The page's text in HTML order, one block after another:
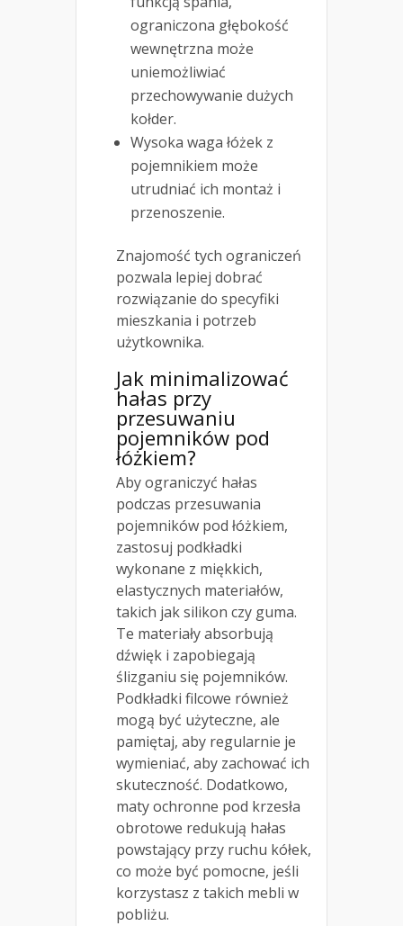
ograniczona głębokość
wewnętrzna może
uniemożliwiać
przechowywanie dużych
kołder.
Wysoka waga łóżek z
pojemnikiem może
utrudniać ich montaż i
przenoszenie.
Znajomość tych ograniczeń
pozwala lepiej dobrać
rozwiązanie do specyfiki
mieszkania i potrzeb
użytkownika.
Jak minimalizować
hałas przy
przesuwaniu
pojemników pod
łóżkiem?
Aby ograniczyć hałas
podczas przesuwania
pojemników pod łóżkiem,
zastosuj podkładki
wykonane z miękkich,
elastycznych materiałów,
takich jak silikon czy guma.
Te materiały absorbują
dźwięk i zapobiegają
ślizganiu się pojemników.
Podkładki filcowe również
mogą być użyteczne, ale
pamiętaj, aby regularnie je
wymieniać, aby zachować ich
skuteczność. Dodatkowo,
maty ochronne pod krzesła
obrotowe redukują hałas
powstający przy ruchu kółek,
co może być pomocne, jeśli
korzystasz z takich mebli w
pobliżu.